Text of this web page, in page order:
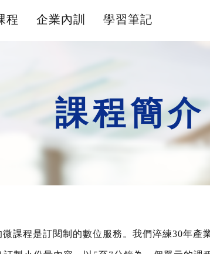
程 企業內訓 學習筆記
課程簡介
課程是訂閱制的數位服務。我們淬練30年產